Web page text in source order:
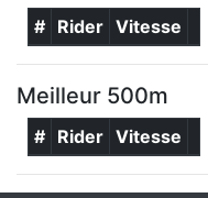
# Rider Vitesse
Meilleur 500m
# Rider Vitesse